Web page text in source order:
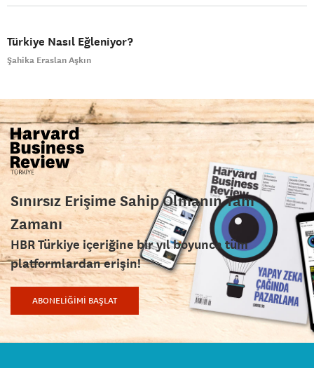
Türkiye Nasıl Eğleniyor?
Şahika Eraslan Aşkın
Sınırsız Erişime Sahip Olmanın Tam
Zamanı
HBR Türkiye içeriğine bir yıl boyunca tüm
platformlardan erişin!
ABONELİĞİMİ BAŞLAT